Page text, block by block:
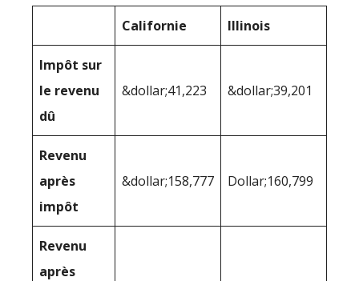
Californie Illinois
Impôt sur
le revenu
dû
&dollar;41,223 &dollar;39,201
Revenu
après
impôt
&dollar;158,777 Dollar;160,799
Revenu
après